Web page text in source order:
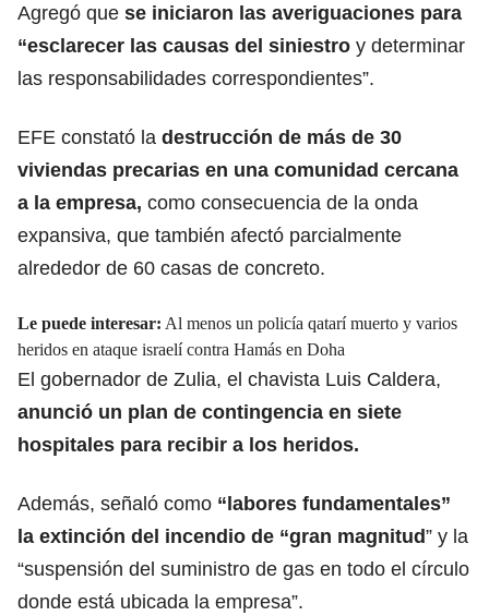
Agregó que se iniciaron las averiguaciones para
“esclarecer las causas del siniestro y determinar
las responsabilidades correspondientes”.
EFE constató la destrucción de más de 30
viviendas precarias en una comunidad cercana
a la empresa, como consecuencia de la onda
expansiva, que también afectó parcialmente
alrededor de 60 casas de concreto.
Le puede interesar: Al menos un policía qatarí muerto y varios
heridos en ataque israelí contra Hamás en Doha
El gobernador de Zulia, el chavista Luis Caldera,
anunció un plan de contingencia en siete
hospitales para recibir a los heridos.
Además, señaló como “labores fundamentales”
la extinción del incendio de “gran magnitud” y la
“suspensión del suministro de gas en todo el círculo
donde está ubicada la empresa”.